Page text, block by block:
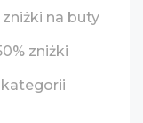
na buty
zniżki
kategorii